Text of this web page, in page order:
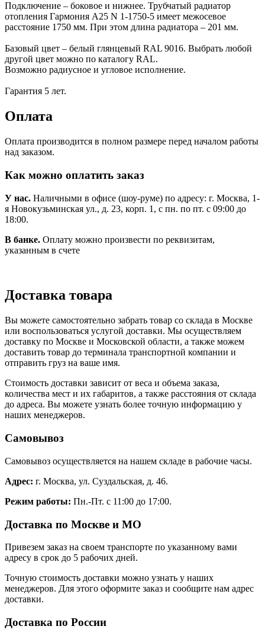
Подключение – боковое и нижнее. Трубчатый радиатор
отопления Гармония А25 N 1-1750-5 имеет межосевое
расстояние 1750 мм. При этом длина радиатора – 201 мм.
Базовый цвет – белый глянцевый RAL 9016. Выбрать любой
другой цвет можно по каталогу RAL.
Возможно радиусное и угловое исполнение.
Гарантия 5 лет.
Оплата
Оплата производится в полном размере перед началом работы
над заказом.
Как можно оплатить заказ
У нас. Наличными в офисе (шоу-руме) по адресу: г. Москва, 1-
я Новокузьминская ул., д. 23, корп. 1, с пн. по пт. с 09:00 до
18:00.
В банке. Оплату можно произвести по реквизитам,
указанным в счете
Доставка товара
Вы можете самостоятельно забрать товар со склада в Москве
или воспользоваться услугой доставки. Мы осуществляем
доставку по Москве и Московской области, а также можем
доставить товар до терминала транспортной компании и
отправить груз на ваше имя.
Стоимость доставки зависит от веса и объема заказа,
количества мест и их габаритов, а также расстояния от склада
до адреса. Вы можете узнать более точную информацию у
наших менеджеров.
Самовывоз
Самовывоз осуществляется на нашем складе в рабочие часы.
Адрес: г. Москва, ул. Суздальская, д. 46.
Режим работы: Пн.-Пт. с 11:00 до 17:00.
Доставка по Москве и МО
Привезем заказ на своем транспорте по указанному вами
адресу в срок до 5 рабочих дней.
Точную стоимость доставки можно узнать у наших
менеджеров. Для этого оформите заказ и сообщите нам адрес
доставки.
Доставка по России